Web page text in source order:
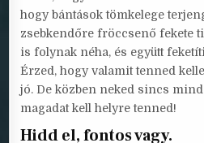
hogy bántások tömkelege
zsebkendőre fröccsenő fekete
is folynak néha, és együtt
Érzed, hogy valamit tenned
jó. De közben neked sincs
magadat kell helyre tenned!
Hidd el, fontos vagy.